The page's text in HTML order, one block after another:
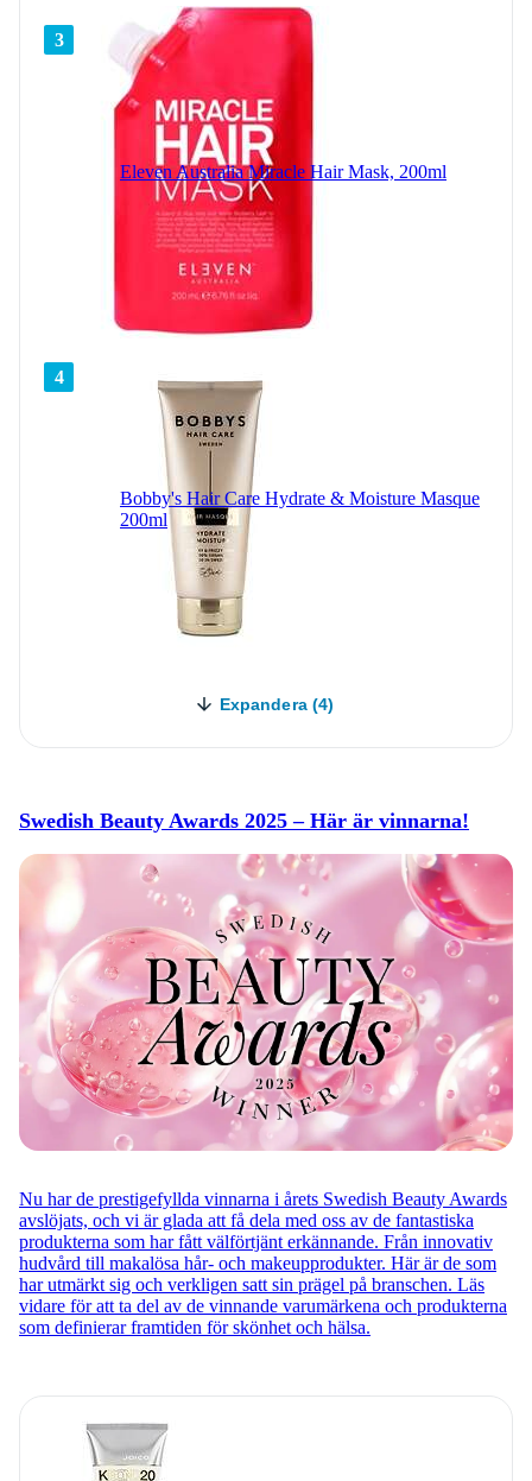
3
Eleven Australia Miracle Hair Mask, 200ml
4
Bobby's Hair Care Hydrate & Moisture Masque
200ml
Expandera (4)
Swedish Beauty Awards 2025 – Här är vinnarna!
Nu har de prestigefyllda vinnarna i årets Swedish Beauty Awards
avslöjats, och vi är glada att få dela med oss av de fantastiska
produkterna som har fått välförtjänt erkännande. Från innovativ
hudvård till makalösa hår- och makeupprodukter. Här är de som
har utmärkt sig och verkligen satt sin prägel på branschen. Läs
vidare för att ta del av de vinnande varumärkena och produkterna
som definierar framtiden för skönhet och hälsa.